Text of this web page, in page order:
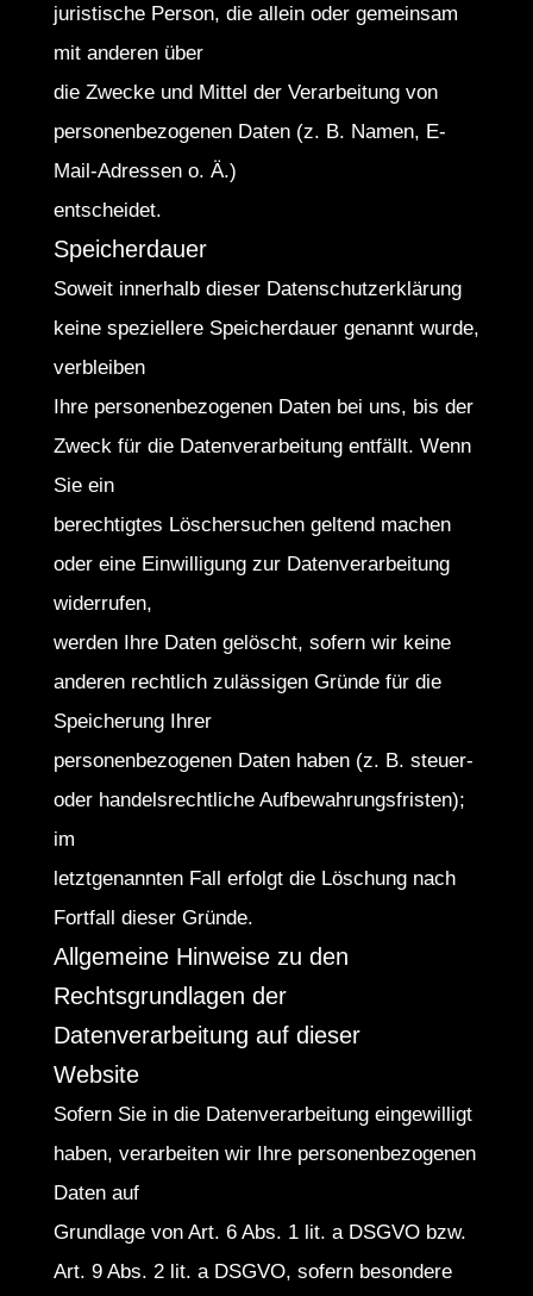
juristische Person, die allein oder gemeinsam
mit anderen über
die Zwecke und Mittel der Verarbeitung von
personenbezogenen Daten (z. B. Namen, E-
Mail-Adressen o. Ä.)
entscheidet.
Speicherdauer
Soweit innerhalb dieser Datenschutzerklärung
keine speziellere Speicherdauer genannt wurde,
verbleiben
Ihre personenbezogenen Daten bei uns, bis der
Zweck für die Datenverarbeitung entfällt. Wenn
Sie ein
berechtigtes Löschersuchen geltend machen
oder eine Einwilligung zur Datenverarbeitung
widerrufen,
werden Ihre Daten gelöscht, sofern wir keine
anderen rechtlich zulässigen Gründe für die
Speicherung Ihrer
personenbezogenen Daten haben (z. B. steuer-
oder handelsrechtliche Aufbewahrungsfristen);
im
letztgenannten Fall erfolgt die Löschung nach
Fortfall dieser Gründe.
Allgemeine Hinweise zu den
Rechtsgrundlagen der
Datenverarbeitung auf dieser
Website
Sofern Sie in die Datenverarbeitung eingewilligt
haben, verarbeiten wir Ihre personenbezogenen
Daten auf
Grundlage von Art. 6 Abs. 1 lit. a DSGVO bzw.
Art. 9 Abs. 2 lit. a DSGVO, sofern besondere